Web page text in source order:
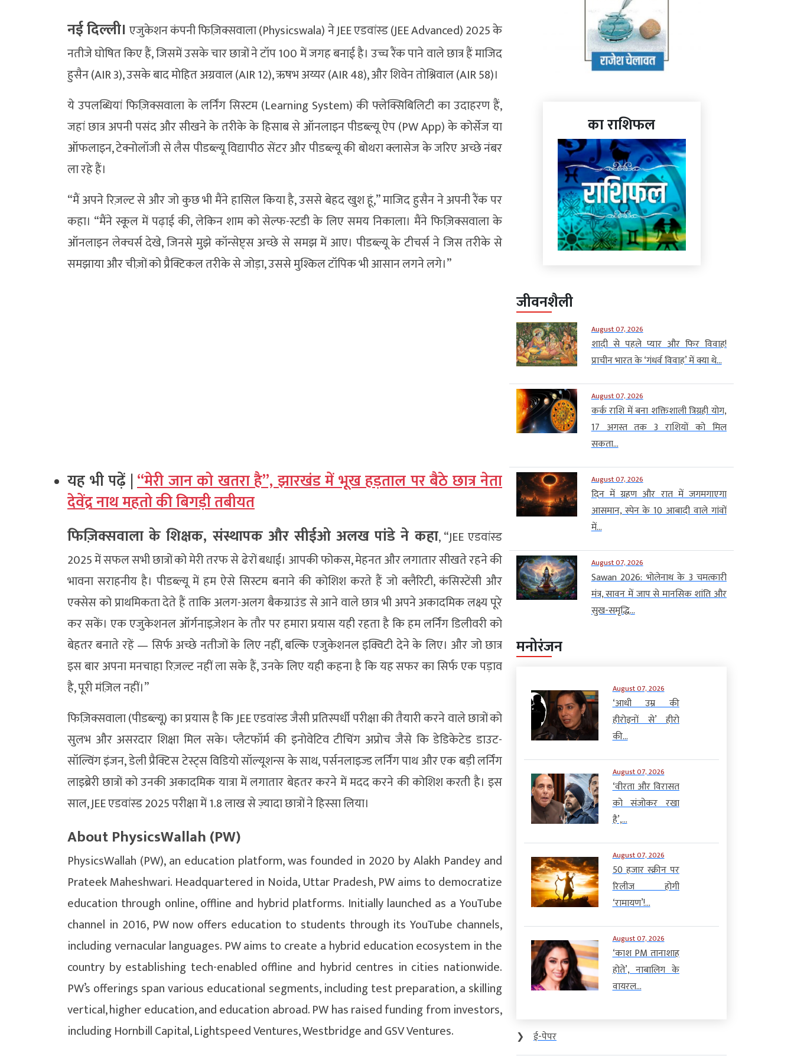
नई दिल्ली। एजुकेशन कंपनी फिज़िक्सवाला (Physicswala) ने JEE एडवांस्ड (JEE Advanced) 2025 के
नतीजे घोषित किए हैं, जिसमें उसके चार छात्रों ने टॉप 100 में जगह बनाई है। उच्च रैंक पाने वाले छात्र हैं माजिद
हुसैन (AIR 3), उसके बाद मोहित अग्रवाल (AIR 12), ऋषभ अय्यर (AIR 48), और शिवेन तोश्निवाल (AIR 58)।
ये उपलब्धियां फिज़िक्सवाला के लर्निंग सिस्टम (Learning System) की फ्लेक्सिबिलिटी का उदाहरण हैं,
जहां छात्र अपनी पसंद और सीखने के तरीके के हिसाब से ऑनलाइन पीडब्ल्यू ऐप (PW App) के कोर्सेज या
ऑफलाइन, टेक्नोलॉजी से लैस पीडब्ल्यू विद्यापीठ सेंटर और पीडब्ल्यू की बोथरा क्लासेज के जरिए अच्छे नंबर
ला रहे हैं।
“मैं अपने रिज़ल्ट से और जो कुछ भी मैंने हासिल किया है, उससे बेहद खुश हूं,” माजिद हुसैन ने अपनी रैंक पर
कहा। “मैंने स्कूल में पढ़ाई की, लेकिन शाम को सेल्फ-स्टडी के लिए समय निकाला। मैंने फिज़िक्सवाला के
ऑनलाइन लेक्चर्स देखे, जिनसे मुझे कॉन्सेप्ट्स अच्छे से समझ में आए। पीडब्ल्यू के टीचर्स ने जिस तरीके से
समझाया और चीज़ों को प्रैक्टिकल तरीके से जोड़ा, उससे मुश्किल टॉपिक भी आसान लगने लगे।”
यह भी पढ़ें |“मेरी जान को खतरा है”, झारखंड में भूख हड़ताल पर बैठे छात्र नेता
देवेंद्र नाथ महतो की बिगड़ी तबीयत
फिज़िक्सवाला के शिक्षक, संस्थापक और सीईओ अलख पांडे ने कहा, “JEE एडवांस्ड
2025 में सफल सभी छात्रों को मेरी तरफ से ढेरों बधाई। आपकी फोकस, मेहनत और लगातार सीखते रहने की
भावना सराहनीय है। पीडब्ल्यू में हम ऐसे सिस्टम बनाने की कोशिश करते हैं जो क्लैरिटी, कंसिस्टेंसी और
एक्सेस को प्राथमिकता देते हैं ताकि अलग-अलग बैकग्राउंड से आने वाले छात्र भी अपने अकादमिक लक्ष्य पूरे
कर सकें। एक एजुकेशनल ऑर्गनाइज़ेशन के तौर पर हमारा प्रयास यही रहता है कि हम लर्निंग डिलीवरी को
बेहतर बनाते रहें — सिर्फ अच्छे नतीजों के लिए नहीं, बल्कि एजुकेशनल इक्विटी देने के लिए। और जो छात्र
इस बार अपना मनचाहा रिज़ल्ट नहीं ला सके हैं, उनके लिए यही कहना है कि यह सफर का सिर्फ एक पड़ाव
है, पूरी मंज़िल नहीं।”
फिज़िक्सवाला (पीडब्ल्यू) का प्रयास है कि JEE एडवांस्ड जैसी प्रतिस्पर्धी परीक्षा की तैयारी करने वाले छात्रों को
सुलभ और असरदार शिक्षा मिल सके। प्लैटफॉर्म की इनोवेटिव टीचिंग अप्रोच जैसे कि डेडिकेटेड डाउट-
सॉल्विंग इंजन, डेली प्रैक्टिस टेस्ट्स विडियो सॉल्यूशन्स के साथ, पर्सनलाइज्ड लर्निंग पाथ और एक बड़ी लर्निंग
लाइब्रेरी छात्रों को उनकी अकादमिक यात्रा में लगातार बेहतर करने में मदद करने की कोशिश करती है। इस
साल, JEE एडवांस्ड 2025 परीक्षा में 1.8 लाख से ज़्यादा छात्रों ने हिस्सा लिया।
About PhysicsWallah (PW)
PhysicsWallah (PW), an education platform, was founded in 2020 by Alakh Pandey and
Prateek Maheshwari. Headquartered in Noida, Uttar Pradesh, PW aims to democratize
education through online, offline and hybrid platforms. Initially launched as a YouTube
channel in 2016, PW now offers education to students through its YouTube channels,
including vernacular languages. PW aims to create a hybrid education ecosystem in the
country by establishing tech-enabled offline and hybrid centres in cities nationwide.
PW’s offerings span various educational segments, including test preparation, a skilling
vertical, higher education, and education abroad. PW has raised funding from investors,
including Hornbill Capital, Lightspeed Ventures, Westbridge and GSV Ventures.
का राशिफल
जीवनशैली
August 07, 2026
शादी से पहले प्यार और फिर विवाह!
प्राचीन भारत के ‘गंधर्व विवाह’ में क्या थे...
August 07, 2026
कर्क राशि में बना शक्तिशाली त्रिग्रही योग,
17 अगस्त तक 3 राशियों को मिल
सकता...
August 07, 2026
दिन में ग्रहण और रात में जगमगाएगा
आसमान, स्पेन के 10 आबादी वाले गांवों
में...
August 07, 2026
Sawan 2026: भोलेनाथ के 3 चमत्कारी
मंत्र, सावन में जाप से मानसिक शांति और
सुख-समृद्धि...
मनोरंजन
August 07, 2026
‘आधी उम्र की
हीरोइनों से’ हीरो
की...
August 07, 2026
‘वीरता और विरासत
को संजोकर रखा
है’,...
August 07, 2026
50 हजार स्क्रीन पर
रिलीज होगी
‘रामायण’!...
August 07, 2026
‘काश PM तानाशाह
होते’, नाबालिग के
वायरल...
❯
ई-पेपर